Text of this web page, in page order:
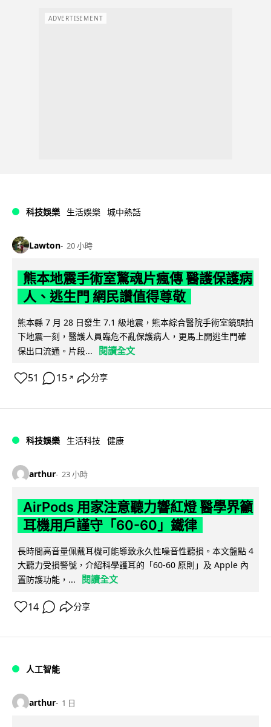
ADVERTISEMENT
科技娛樂 生活娛樂 城中熱話
Lawton 20 小時
熊本地震手術室驚魂片瘋傳 醫護保護病
人、逃生門 網民讚值得尊敬
熊本縣 7 月 28 日發生 7.1 級地震，熊本綜合醫院手術室鏡頭拍
下地震一刻，醫護人員臨危不亂保護病人，更馬上開逃生門確
保出口流通。片段...
閱讀全文
51 15 ↗ 分享
科技娛樂 生活科技 健康
arthur 23 小時
AirPods 用家注意聽力響紅燈 醫學界籲
耳機用戶謹守「60-60」鐵律
長時間高音量佩戴耳機可能導致永久性噪音性聽損。本文盤點 4
大聽力受損警號，介紹科學護耳的「60-60 原則」及 Apple 內
置防護功能，...
閱讀全文
14 分享
人工智能
arthur 1 日